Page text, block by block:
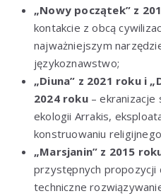
„Nowy początek” z
kontakcie z obcą
najważniejszym
językoznawstwo;
„Diuna” z 2021 roku i
2024 roku– ekranizacje
ekologii Arrakis,
konstruowaniu
„Marsjanin” z 2015
przystępnych propozycji
techniczne